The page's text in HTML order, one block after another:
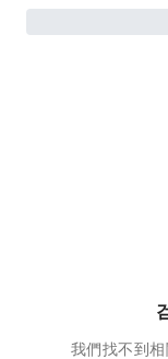
我們找不到